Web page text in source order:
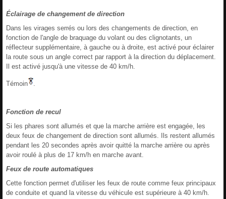
Éclairage de changement de direction
Dans les virages serrés ou lors des changements de direction, en
fonction de l'angle de braquage du volant ou des clignotants, un
réflecteur supplémentaire, à gauche ou à droite, est activé pour éclairer
la route sous un angle correct par rapport à la direction du déplacement.
Il est activé jusqu'à une vitesse de 40 km/h.
Témoin
Fonction de recul
Si les phares sont allumés et que la marche arrière est engagée, les
deux feux de changement de direction sont allumés. Ils restent allumés
pendant les 20 secondes après avoir quitté la marche arrière ou après
avoir roulé à plus de 17 km/h en marche avant.
Feux de route automatiques
Cette fonction permet d'utiliser les feux de route comme feux principaux
de conduite et quand la vitesse du véhicule est supérieure à 40 km/h.